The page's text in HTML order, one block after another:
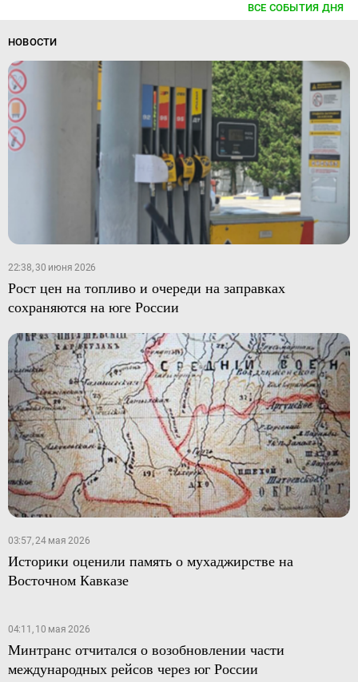
ВСЕ СОБЫТИЯ ДНЯ
НОВОСТИ
22:38, 30 июня 2026
Рост цен на топливо и очереди на заправках
сохраняются на юге России
03:57, 24 мая 2026
Историки оценили память о мухаджирстве на
Восточном Кавказе
04:11, 10 мая 2026
Минтранс отчитался о возобновлении части
международных рейсов через юг России